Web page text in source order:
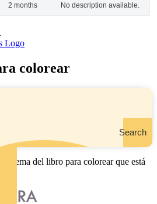
2 months No description available.
colorear
Search
tema del libro para colorear que está